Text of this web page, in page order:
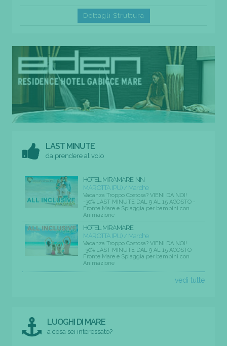
Dettagli Struttura
LAST MINUTE
da prendere al volo
HOTEL MIRAMARE INN
MAROTTA (PU) / Marche
Vacanza Troppo Costosa? VIENI DA NOI!
-30% LAST MINUTE DAL 9 AL 15 AGOSTO -
Fronte Mare e Spiaggia per bambini con
Animazione
HOTEL MIRAMARE
MAROTTA (PU) / Marche
Vacanza Troppo Costosa? VIENI DA NOI!
-30% LAST MINUTE DAL 9 AL 15 AGOSTO -
Fronte Mare e Spiaggia per bambini con
Animazione
vedi tutte
LUOGHI DI MARE
a cosa sei interessato?